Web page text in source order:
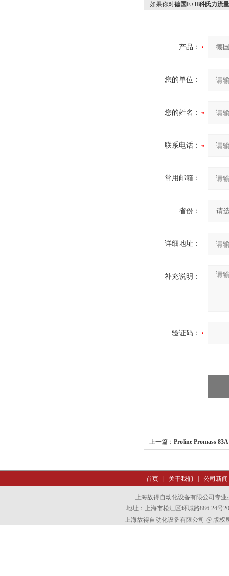
如果你对德国E+H科氏力流
产品：
您的单位：
您的姓名：
联系电话：
常用邮箱：
省份：
详细地址：
补充说明：
验证码：
上一篇： Proline Promass
首页| 关于我们 公司新闻
上海故得自动化设备有限公司专业
地址：上海市松江区环城路886-24号
上海故得自动化设备有限公司 @ 版权